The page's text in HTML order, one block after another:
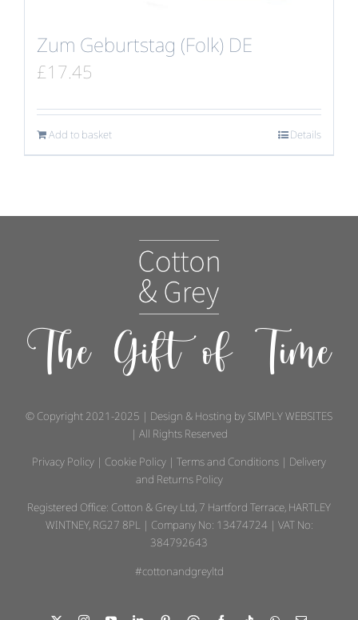
Zum Geburtstag (Folk) DE
£17.45
Add to basket Details
The Gift of Time
© Copyright 2021-2025 | Design & Hosting by SIMPLY WEBSITES
| All Rights Reserved
Privacy Policy | Cookie Policy | Terms and Conditions | Delivery
and Returns Policy
Registered Office: Cotton & Grey Ltd, 7 Hartford Terrace, HARTLEY
WINTNEY, RG27 8PL | Company No: 13474724 | VAT No:
384792643
#cottonandgreyltd